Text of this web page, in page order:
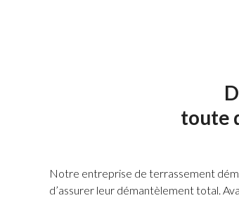
toute
Notre entreprise de terrassement
d’assurer leur démantèlement total.